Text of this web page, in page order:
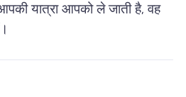
यात्रा आपको ले जाती है, वह